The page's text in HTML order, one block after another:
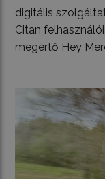
digitális
Citan
megértő Hey